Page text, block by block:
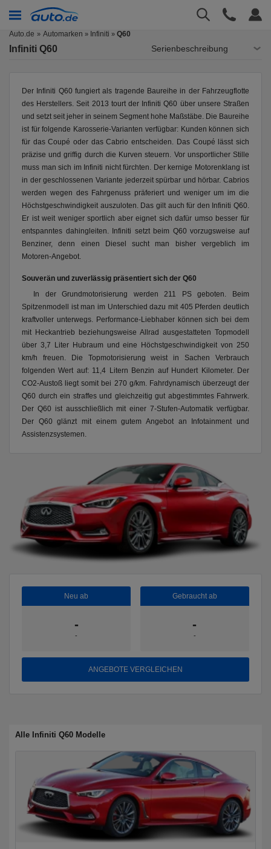
Auto.de Automarken » Infiniti » Q60
Infiniti Q60 Serienbeschreibung
Der Infiniti Q60 fungiert als tragende Baureihe in der Fahrzeugflotte
des Herstellers. Seit 2013 tourt der Infiniti Q60 über unsere Straßen
und setzt seit jeher in seinem Segment hohe Maßstäbe. Die Baureihe
ist für folgende Karosserie-Varianten verfügbar: Kunden können sich
für das Coupé oder das Cabrio entscheiden. Das Coupé lässt sich
präzise und griffig durch die Kurven steuern. Vor unsportlicher Stille
muss man sich im Infiniti nicht fürchten. Der kernige Motorenklang ist
in der geschlossenen Variante jederzeit spürbar und hörbar. Cabrios
werden wegen des Fahrgenuss präferiert und weniger um im die
Höchstgeschwindigkeit auszuloten. Das gilt auch für den Infiniti Q60.
Er ist weit weniger sportlich aber eignet sich dafür umso besser für
entspanntes dahingleiten. Infiniti setzt beim Q60 vorzugsweise auf
Benziner, denn einen Diesel sucht man bisher vergeblich im
Motoren-Angebot.
Souverän und zuverlässig präsentiert sich der Q60
In der Grundmotorisierung werden 211 PS geboten. Beim
Spitzenmodell ist man im Unterschied dazu mit 405 Pferden deutlich
kraftvoller unterwegs. Performance-Liebhaber können sich bei dem
mit Heckantrieb beziehungsweise Allrad ausgestatteten Topmodell
über 3,7 Liter Hubraum und eine Höchstgeschwindigkeit von 250
km/h freuen. Die Topmotorisierung weist in Sachen Verbrauch
folgenden Wert auf: 11,4 Litern Benzin auf Hundert Kilometer. Der
CO2-Austoß liegt somit bei 270 g/km. Fahrdynamisch überzeugt der
Q60 durch ein straffes und gleichzeitig gut abgestimmtes Fahrwerk.
Der Q60 ist ausschließlich mit einer 7-Stufen-Automatik verfügbar.
Der Q60 glänzt mit einem gutem Angebot an Infotainment und
Assistenzsystemen.
Neu ab
-
-
Gebraucht ab
-
-
ANGEBOTE VERGLEICHEN
Alle Infiniti Q60 Modelle